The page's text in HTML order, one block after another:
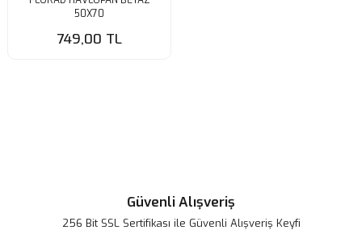
50X70
749,00 TL
Güvenli Alışveriş
256 Bit SSL Sertifikası ile Güvenli Alışveriş Keyfi